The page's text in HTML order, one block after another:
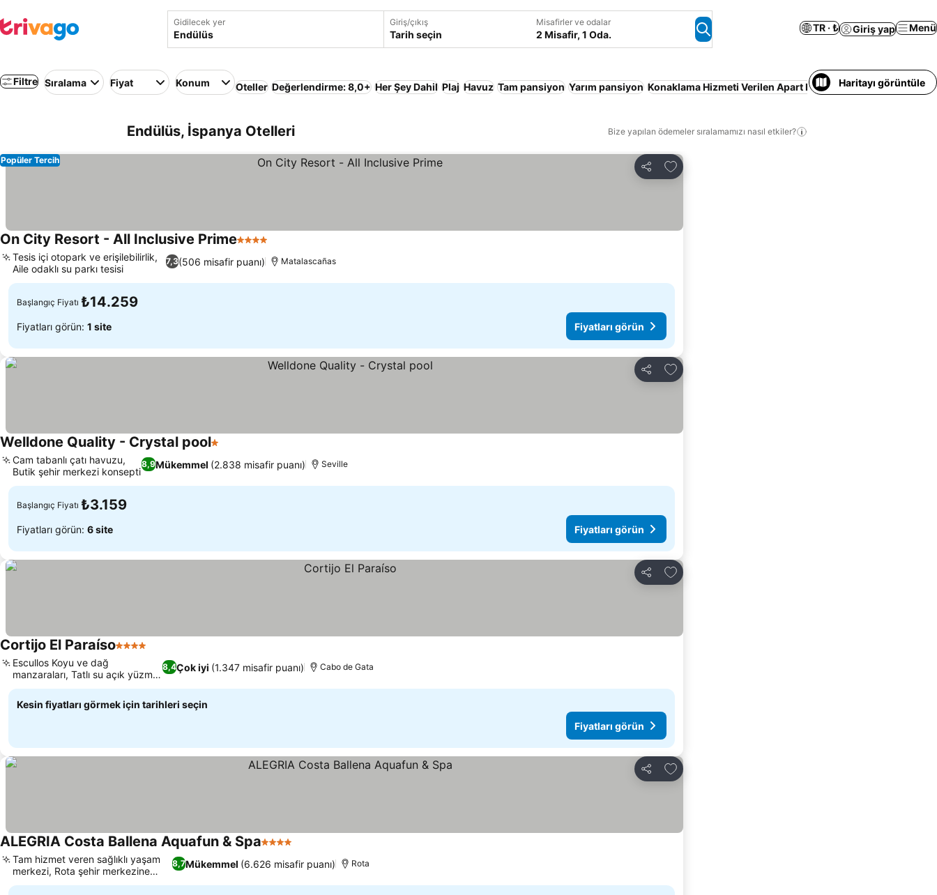
Gidilecek yer Giriş/çıkış
Tarih seçin
Misafirler ve odalar
2 Misafir, 1 Oda.
TR · ₺ Giriş yap Menü
Filtre Sıralama Fiyat Konum Oteller Değerlendirme: 8,0+ Her Şey Dahil Plaj Havuz Tam pansiyon Yarım pansiyon Konaklama Hizmeti Verilen Apart Daire Kahvaltı dâhil
Haritayı görüntüle
Endülüs, İspanya Otelleri Bize yapılan ödemeler sıralamamızı nasıl etkiler?
Paylaş
Favorilerime ekle
Popüler Tercih
On City Resort - All Inclusive Prime4 Yıldız
7,3(506 misafir puanı)
Tesis içi otopark ve erişilebilirlik,
Aile odaklı su parkı tesisi
Matalascañas
Başlangıç Fiyatı ₺14.259
Fiyatları görün: 1 site Fiyatları görün
Paylaş
Favorilerime ekle
Welldone Quality - Crystal pool1 Yıldız
8,9Mükemmel (2.838 misafir puanı)
Cam tabanlı çatı havuzu,
Butik şehir merkezi konsepti
Seville
Başlangıç Fiyatı ₺3.159
Fiyatları görün: 6 site Fiyatları görün
Paylaş
Favorilerime ekle
Cortijo El Paraíso4 Yıldız
8,4Çok iyi (1.347 misafir puanı)
Escullos Koyu ve dağ
manzaraları, Tatlı su açık yüzme
havuzu
Cabo de Gata
Kesin fiyatları görmek için tarihleri seçin
Fiyatları görün
Paylaş
Favorilerime ekle
ALEGRIA Costa Ballena Aquafun & Spa4 Yıldız
8,7Mükemmel (6.626 misafir puanı)
Tam hizmet veren sağlıklı yaşam
merkezi, Rota şehir merkezine
yakınlık
Rota